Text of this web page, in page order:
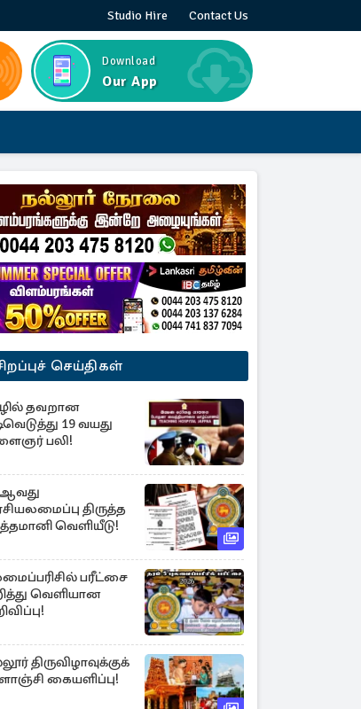
Studio Hire Contact Us
Download
Our App
செய்திகள்
தவறான
19 வயது
பலி!
ஆவது
திருத்த
வெளியீடு!
பரீட்சை
வெளியான
திருவிழாவுக்குக்
கையளிப்பு!